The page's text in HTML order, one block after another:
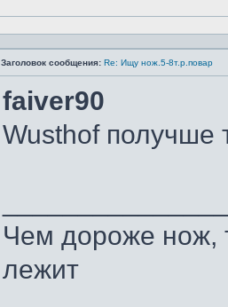
Заголовок сообщения: Re: Ищу нож.5-8т.р.повар
faiver90
Wusthof получше
Чем дороже нож,
лежит